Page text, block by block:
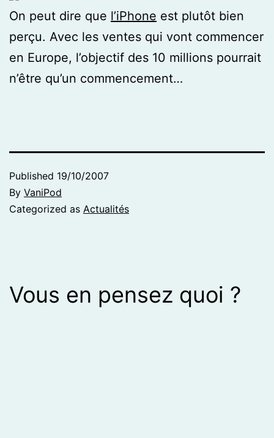
On peut dire que l’iPhone est plutôt bien
perçu. Avec les ventes qui vont commencer
en Europe, l’objectif des 10 millions pourrait
n’être qu’un commencement…
Published 19/10/2007
By VaniPod
Categorized as Actualités
Vous en pensez quoi ?